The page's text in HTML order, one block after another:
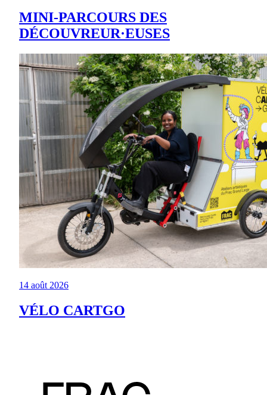
MINI-PARCOURS DES
DÉCOUVREUR·EUSES
14 août 2026
VÉLO CARTGO